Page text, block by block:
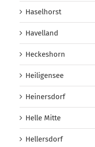
Haselhorst
Havelland
Heckeshorn
Heiligensee
Heinersdorf
Helle Mitte
Hellersdorf